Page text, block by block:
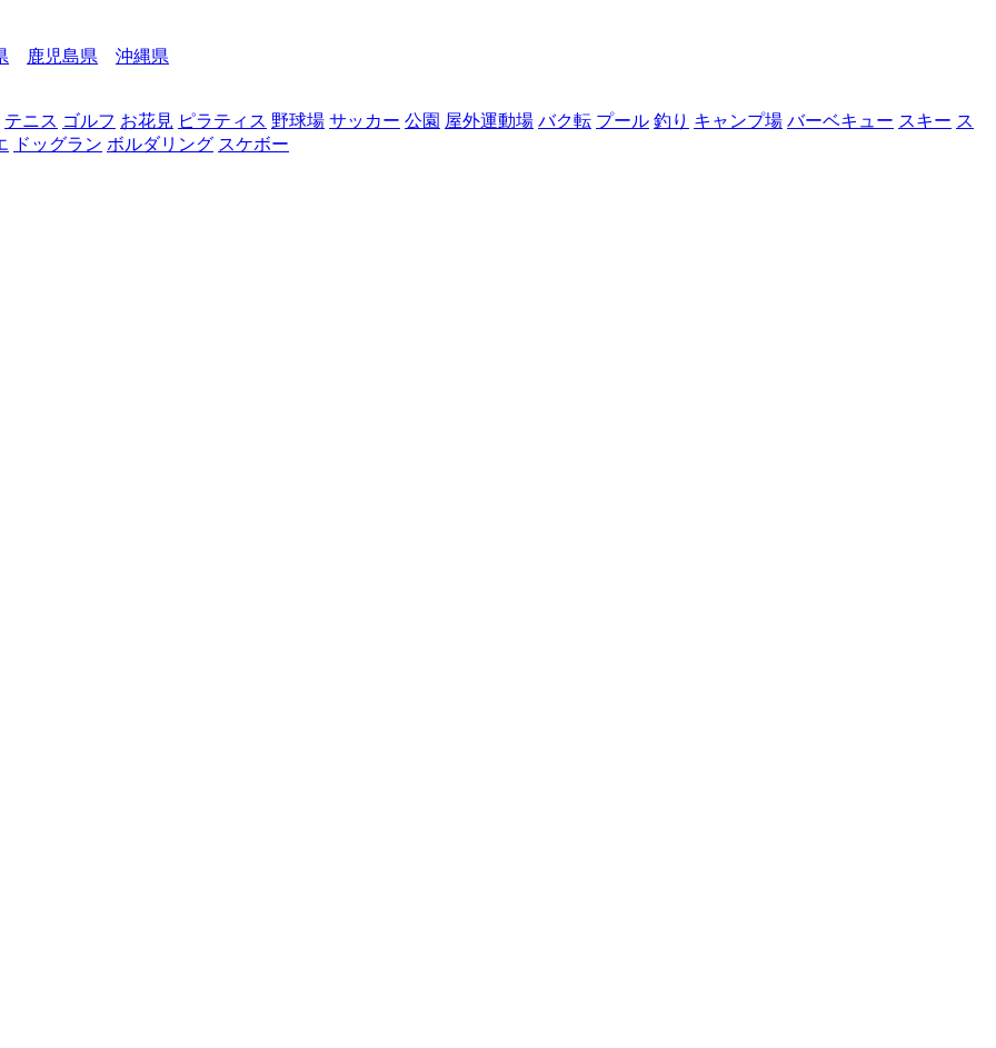
鹿児島県
沖縄県
テニス ゴルフ お花見 ピラティス 野球場 サッカー 公園 屋外運動場 バク転 プール 釣り キャンプ場 バーベキュー スキー ス
ドッグラン ボルダリング スケボー